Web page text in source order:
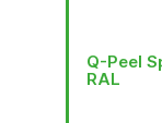
Q-Peel
RAL